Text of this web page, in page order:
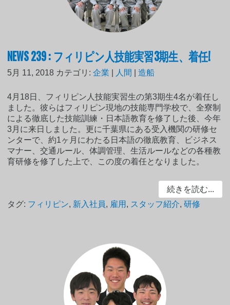
NEWS 239 : フィリピン人技能実習3期生、着任!
5月 11, 2018 カテゴリ:企業 人間 |造船
4月18日、フィリピン人技能実習生の第3期生4名が着任し
ました。彼らはフィリピン現地の技能専門学校で、全寮制
による徹底した技能訓練・日本語教育を修了した後、今年
3月に来日しました。更に千葉県にある受入機関の研修セ
ンターで、約1ヶ月にわたる日本語の徹底教育、ビジネス
マナー、交通ルール、体調管理、生活ルールなどの各種教
育研修を修了した上で、この度の着任となりました。
続きを読む...
タグ: フィリピン, 新入社員, 雇用 , スタッフ紹介,研修